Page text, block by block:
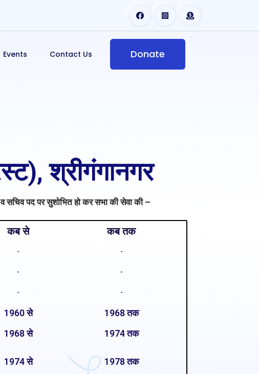
Events Contact Us Donate
श्रीगंगानगर
सचिव पद पर सुशोभित हो कर सभा की सेवा की –
कब से कब तक
- -
- -
- -
1960 से
1968 तक
1968 से 1974 तक
1974 से 1978 तक